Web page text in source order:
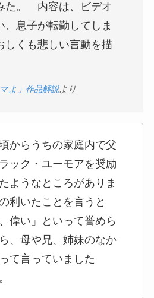
た。 内容は、ビデオ
、息子が転勤してしま
しくも悲しい言動を描
よ」作品解説より
からうちの家庭内で父
ック・ユーモアを奨励
ようなところがありま
利いたことを言うと
、偉い」といって誉めら
、母や兄、姉妹のなか
て言っていました